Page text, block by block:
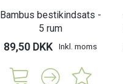
Bambus bestikindsats -
5 rum
89,50 DKK Inkl. moms